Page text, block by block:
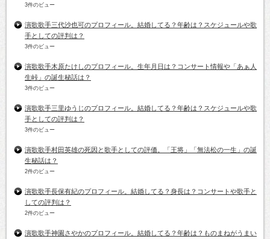
3件のビュー
演歌歌手三代沙也可のプロフィール。結婚してる？年齢は？スケジュールや歌
手としての評判は？
3件のビュー
演歌歌手木原たけしのプロフィール。生年月日は？コンサート情報や「あぁ人
生峠」の誕生秘話は？
3件のビュー
演歌歌手三里ゆうじのプロフィール。結婚してる？年齢は？スケジュールや歌
手としての評判は？
3件のビュー
演歌歌手村田英雄の死因と歌手としての評価。「王将」「無法松の一生」の誕
生秘話は？
2件のビュー
演歌歌手長保有紀のプロフィール。結婚してる？身長は？コンサートや歌手と
しての評判は？
2件のビュー
演歌歌手神園さやかのプロフィール。結婚してる？年齢は？ものまねがうまい